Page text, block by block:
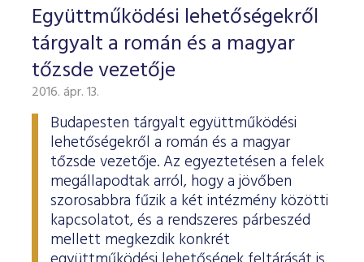
Együttműködési lehetőségekről
tárgyalt a román és a magyar
tőzsde vezetője
2016. ápr. 13.
Budapesten tárgyalt együttműködési
lehetőségekről a román és a magyar
tőzsde vezetője. Az egyeztetésen a felek
megállapodtak arról, hogy a jövőben
szorosabbra fűzik a két intézmény közötti
kapcsolatot, és a rendszeres párbeszéd
mellett megkezdik konkrét